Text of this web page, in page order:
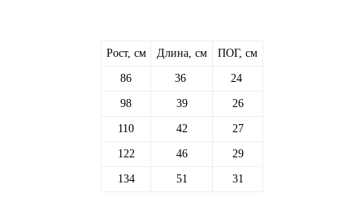
Рост, см Длина, см ПОГ, см
86 36 24
98 39 26
110 42 27
122 46 29
134 51 31